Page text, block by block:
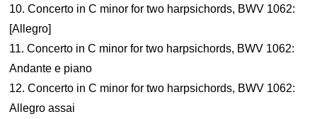
10. Concerto in C minor for two harpsichords, BWV 1062:
[Allegro]
11. Concerto in C minor for two harpsichords, BWV 1062:
Andante e piano
12. Concerto in C minor for two harpsichords, BWV 1062:
Allegro assai